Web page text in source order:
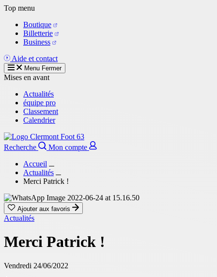
Aller
contenu
principal
Top menu
Boutique
Billetterie
Business
Aide et contact
Menu Fermer
Mises en avant
Actualités
équipe pro
Classement
Calendrier
Recherche
Mon compte
Accueil
Actualités
Merci Patrick !
Ajouter aux favoris
Actualités
Merci Patrick !
Vendredi 24/06/2022